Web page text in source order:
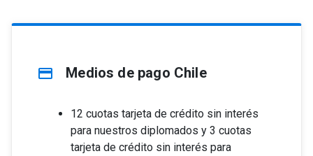
credit_card Medios de pago Chile
12 cuotas tarjeta de crédito sin interés
para nuestros diplomados y 3 cuotas
tarjeta de crédito sin interés para